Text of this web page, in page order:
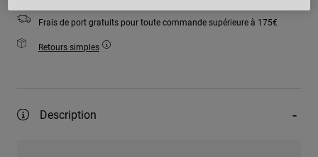
Frais de port gratuits pour toute commande supérieure à 175€
Retours simples
Description